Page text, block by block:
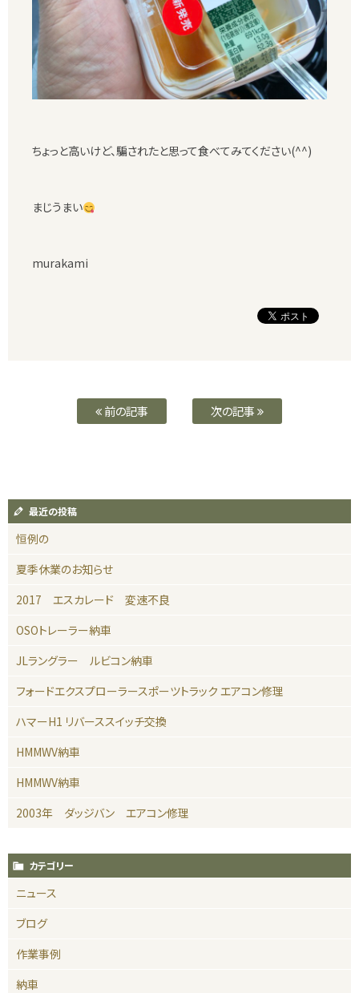
ちょっと高いけど、騙されたと思って食べてみてください(^^)
まじうまい
murakami
前の記事 次の記事
最近の投稿
恒例の
夏季休業のお知らせ
2017 エスカレード 変速不良
OSOトレーラー納車
JLラングラー ルビコン納車
フォードエクスプローラースポーツトラック エアコン修理
ハマーH1 リバーススイッチ交換
HMMWV納車
HMMWV納車
2003年 ダッジバン エアコン修理
カテゴリー
ニュース
ブログ
作業事例
納車